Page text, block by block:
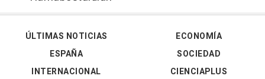
ÚLTIMAS NOTICIAS
ESPAÑA
INTERNACIONAL
ECONOMÍA
SOCIEDAD
CIENCIAPLUS